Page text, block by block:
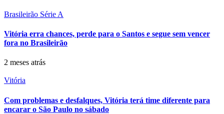
Brasileirão Série A
Vitória erra chances, perde para o Santos e segue sem vencer
fora no Brasileirão
2 meses atrás
Vitória
Com problemas e desfalques, Vitória terá time diferente para
encarar o São Paulo no sábado